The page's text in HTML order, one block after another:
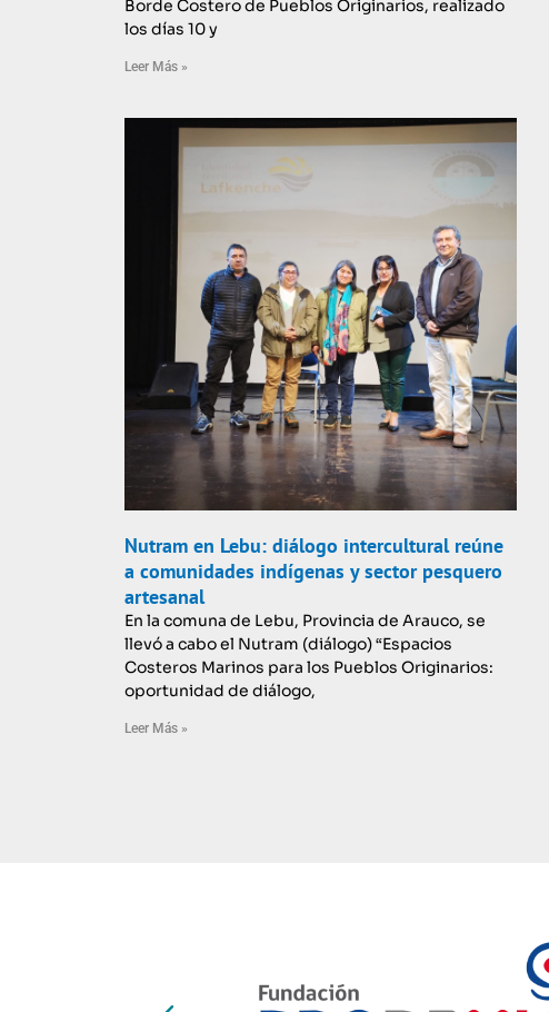
Borde Costero de Pueblos Originarios, realizado
los días 10 y
Leer Más »
Nutram en Lebu: diálogo intercultural reúne
a comunidades indígenas y sector pesquero
artesanal
En la comuna de Lebu, Provincia de Arauco, se
llevó a cabo el Nutram (diálogo) “Espacios
Costeros Marinos para los Pueblos Originarios:
oportunidad de diálogo,
Leer Más »